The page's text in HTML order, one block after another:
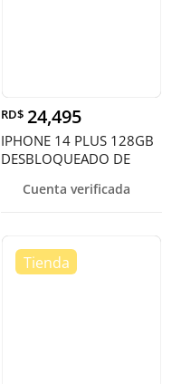
RD$ 24,495
IPHONE 14 PLUS 128GB
DESBLOQUEADO DE
Cuenta verificada